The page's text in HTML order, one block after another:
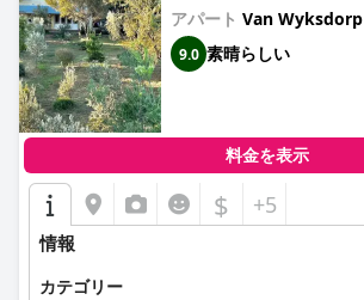
アパート Van Wyksdorp
9.0 素晴らしい
料金を表示
$ +5
情報
カテゴリー